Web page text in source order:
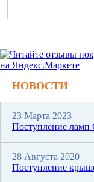
НОВОСТИ
23 Марта 2023
Поступление ламп
28 Августа 2020
Поступление